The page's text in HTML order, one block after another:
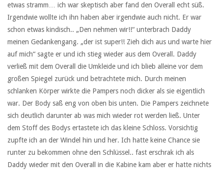
etwas stramm… ich war skeptisch aber fand den Overall echt süß.
Irgendwie wollte ich ihn haben aber irgendwie auch nicht. Er war
schon etwas kindisch.. „Den nehmen wir!!“ unterbrach Daddy
meinen Gedankengang. „der ist super!! Zieh dich aus und warte hier
auf mich“ sagte er und ich stieg wieder aus dem Overall. Daddy
verließ mit dem Overall die Umkleide und ich blieb alleine vor dem
großen Spiegel zurück und betrachtete mich. Durch meinen
schlanken Körper wirkte die Pampers noch dicker als sie eigentlich
war. Der Body saß eng von oben bis unten. Die Pampers zeichnete
sich deutlich darunter ab was mich wieder rot werden ließ. Unter
dem Stoff des Bodys ertastete ich das kleine Schloss. Vorsichtig
zupfte ich an der Windel hin und her. Ich hatte keine Chance sie
runter zu bekommen ohne den Schlüssel.. fast erschrak ich als
Daddy wieder mit den Overall in die Kabine kam aber er hatte nichts